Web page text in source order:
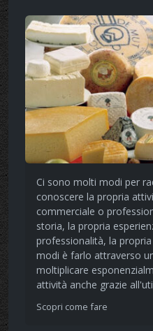
Ci sono molti modi per
conoscere la propria
commerciale o
storia, la propria
professionalità, la
modi è farlo attraverso
moltiplicare
attività anche grazie
Scopri come fare